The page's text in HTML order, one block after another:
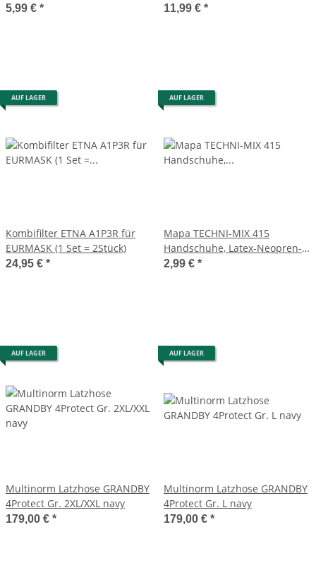
5,99 € * 11,99 € *
AUF LAGER
Kombifilter ETNA A1P3R für
EURMASK (1 Set = 2Stück)
24,95 € *
AUF LAGER
Mapa TECHNI-MIX 415
Handschuhe, Latex-Neopren-
Mixhandschuh, mit gutem
2,99 € *
AUF LAGER
Multinorm Latzhose GRANDBY
4Protect Gr. 2XL/XXL navy
179,00 € *
AUF LAGER
Multinorm Latzhose GRANDBY
4Protect Gr. L navy
179,00 € *